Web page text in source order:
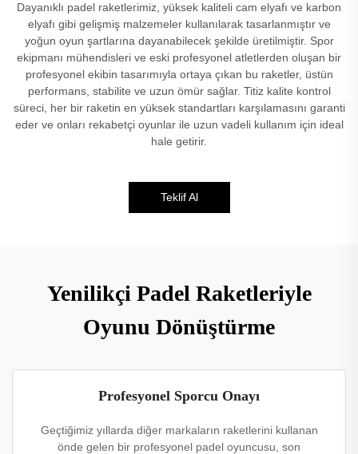
Dayanıklı padel raketlerimiz, yüksek kaliteli cam elyafı ve karbon
elyafı gibi gelişmiş malzemeler kullanılarak tasarlanmıştır ve
yoğun oyun şartlarına dayanabilecek şekilde üretilmiştir. Spor
ekipmanı mühendisleri ve eski profesyonel atletlerden oluşan bir
profesyonel ekibin tasarımıyla ortaya çıkan bu raketler, üstün
performans, stabilite ve uzun ömür sağlar. Titiz kalite kontrol
süreci, her bir raketin en yüksek standartları karşılamasını garanti
eder ve onları rekabetçi oyunlar ile uzun vadeli kullanım için ideal
hale getirir.
Teklif Al
Yenilikçi Padel Raketleriyle
Oyunu Dönüştürme
Profesyonel Sporcu Onayı
Geçtiğimiz yıllarda diğer markaların raketlerini kullanan
önde gelen bir profesyonel padel oyuncusu, son